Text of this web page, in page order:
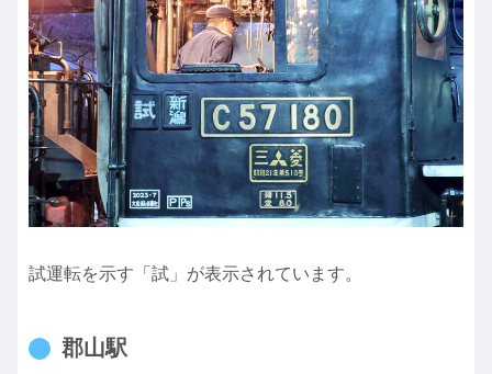
試運転を示す「試」が表示されています。
郡山駅